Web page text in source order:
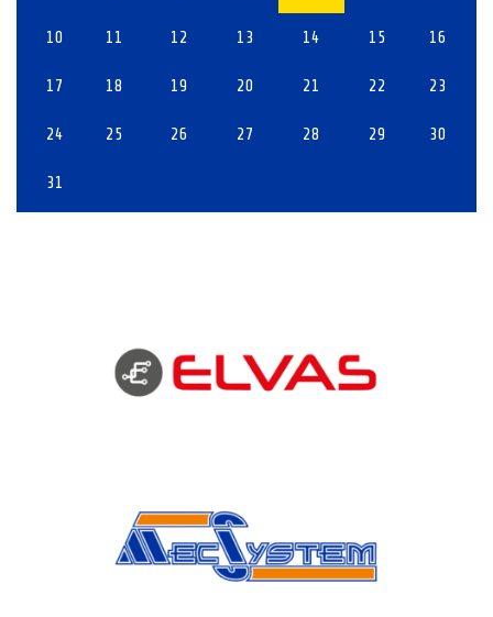
10 11 12 13 14 15 16
17 18 19 20 21 22 23
24 25 26 27 28 29 30
31